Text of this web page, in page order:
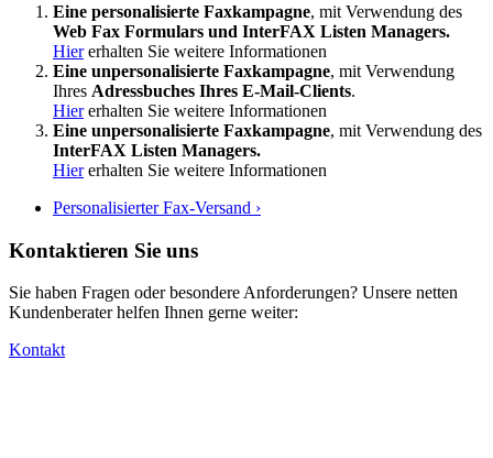
Eine personalisierte Faxkampagne, mit Verwendung des
Web Fax Formulars und InterFAX Listen Managers.
Hiererhalten Sie weitere Informationen
Eine unpersonalisierte Faxkampagne, mit Verwendung
Ihres Adressbuches Ihres E-Mail-Clients.
Hiererhalten Sie weitere Informationen
Eine unpersonalisierte Faxkampagne, mit Verwendung des
InterFAX Listen Managers.
Hiererhalten Sie weitere Informationen
Personalisierter Fax-Versand ›
Kontaktieren Sie uns
Sie haben Fragen oder besondere Anforderungen? Unsere netten
Kundenberater helfen Ihnen gerne weiter:
Kontakt